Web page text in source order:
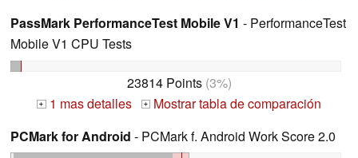
PassMark PerformanceTest Mobile V1 - PerformanceTest
Mobile V1 CPU Tests
23814 Points(3%)
+ 1 mas detalles +
Mostrar tabla de comparación
PCMark for Android - PCMark f. Android Work Score 2.0